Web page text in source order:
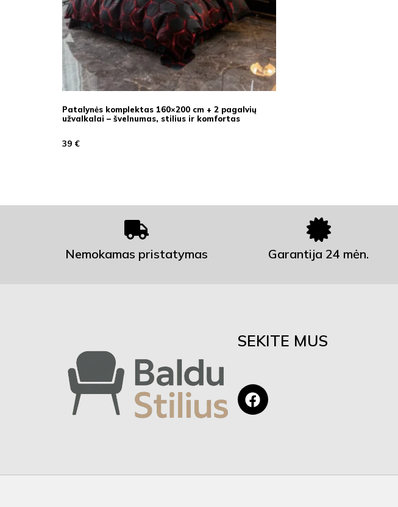
Patalynės komplektas 160×200 cm + 2 pagalvių
užvalkalai – švelnumas, stilius ir komfortas
39 €
Nemokamas pristatymas Garantija 24 mėn.
SEKITE MUS